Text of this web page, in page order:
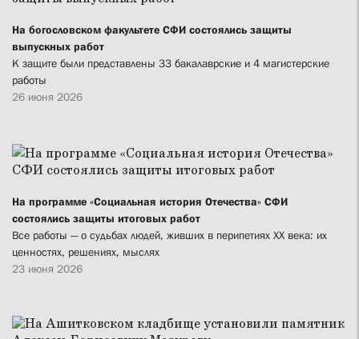
На богословском факультете СФИ состоялись защиты
выпускных работ
К защите были представлены 33 бакалаврские и 4 магистерские
работы
26 июня 2026
На программе «Социальная история Отечества» СФИ
состоялись защиты итоговых работ
Все работы — о судьбах людей, живших в перипетиях XX века: их
ценностях, решениях, мыслях
23 июня 2026